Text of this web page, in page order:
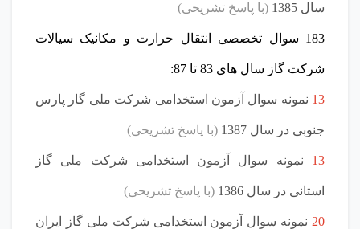
سال 1385 (با پاسخ تشریحی)
183 سوال تخصصی انتقال حرارت و مکانیک سیالات
شرکت گاز سال های 83 تا 87:
13 نمونه سوال آزمون استخدامی شرکت ملی گار پارس
جنوبی در سال 1387 (با پاسخ تشریحی)
13 نمونه سوال آزمون استخدامی شرکت ملی گاز
استانی در سال 1386 (با پاسخ تشریحی)
20 نمونه سوال آزمون استخدامی شرکت ملی گاز ایران